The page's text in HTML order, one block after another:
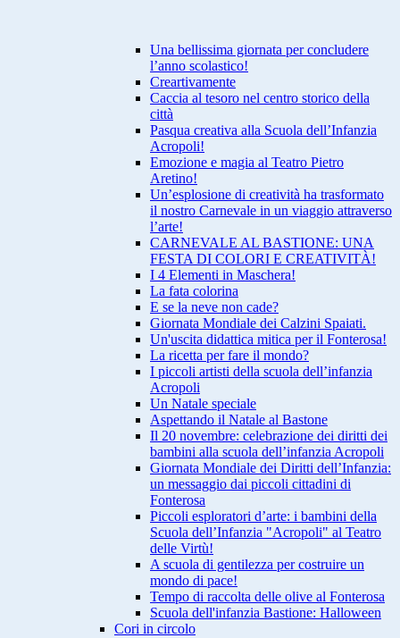
Una bellissima giornata per concludere
l’anno scolastico!
Creartivamente
Caccia al tesoro nel centro storico della
città
Pasqua creativa alla Scuola dell’Infanzia
Acropoli!
Emozione e magia al Teatro Pietro
Aretino!
Un’esplosione di creatività ha trasformato
il nostro Carnevale in un viaggio attraverso
l’arte!
CARNEVALE AL BASTIONE: UNA
FESTA DI COLORI E CREATIVITÀ!
I 4 Elementi in Maschera!
La fata colorina
E se la neve non cade?
Giornata Mondiale dei Calzini Spaiati.
Un'uscita didattica mitica per il Fonterosa!
La ricetta per fare il mondo?
I piccoli artisti della scuola dell’infanzia
Acropoli
Un Natale speciale
Aspettando il Natale al Bastone
Il 20 novembre: celebrazione dei diritti dei
bambini alla scuola dell’infanzia Acropoli
Giornata Mondiale dei Diritti dell’Infanzia:
un messaggio dai piccoli cittadini di
Fonterosa
Piccoli esploratori d’arte: i bambini della
Scuola dell’Infanzia "Acropoli" al Teatro
delle Virtù!
A scuola di gentilezza per costruire un
mondo di pace!
Tempo di raccolta delle olive al Fonterosa
Scuola dell'infanzia Bastione: Halloween
Cori in circolo